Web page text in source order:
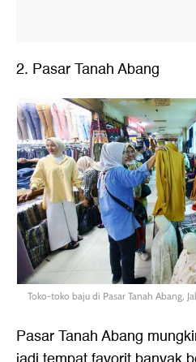
2. Pasar Tanah Abang
Toko-toko baju di Pasar Tanah Abang,
Pasar Tanah Abang